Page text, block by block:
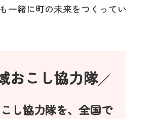
一緒に町の未来をつくってい
おこし協力隊╱
し協力隊を、全国で